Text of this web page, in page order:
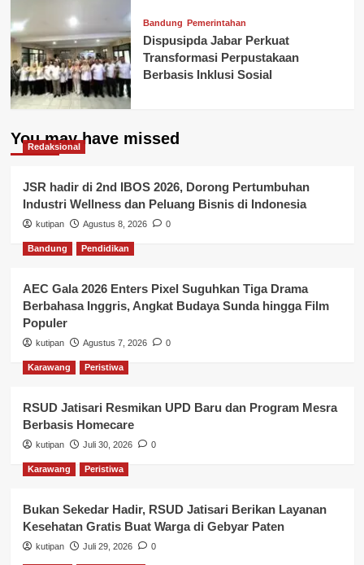
Bandung Pemerintahan
Dispusipda Jabar Perkuat
Transformasi Perpustakaan
Berbasis Inklusi Sosial
You may have missed
Redaksional
JSR hadir di 2nd IBOS 2026, Dorong Pertumbuhan
Industri Wellness dan Peluang Bisnis di Indonesia
kutipan Agustus 8, 2026 0
Bandung Pendidikan
AEC Gala 2026 Enters Pixel Suguhkan Tiga Drama
Berbahasa Inggris, Angkat Budaya Sunda hingga Film
Populer
kutipan Agustus 7, 2026 0
Karawang Peristiwa
RSUD Jatisari Resmikan UPD Baru dan Program Mesra
Berbasis Homecare
kutipan Juli 30, 2026 0
Karawang Peristiwa
Bukan Sekedar Hadir, RSUD Jatisari Berikan Layanan
Kesehatan Gratis Buat Warga di Gebyar Paten
kutipan Juli 29, 2026 0